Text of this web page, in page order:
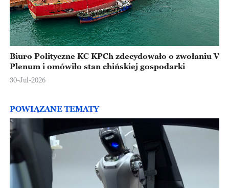
Biuro Polityczne KC KPCh zdecydowało o zwołaniu V
Plenum i omówiło stan chińskiej gospodarki
30-Jul-2026
POWIĄZANE TEMATY